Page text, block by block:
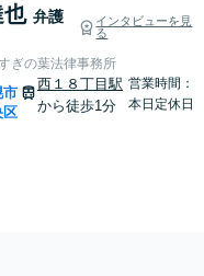
也 弁護
インタビューを見
る
ぎの葉法律事務所
市
区
西１８丁目駅
から徒歩1分
営業時間：
本日定休日